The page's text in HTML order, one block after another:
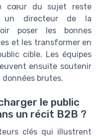
cœur du sujet reste
un directeur de la
poser les bonnes
et les transformer en
cible. Les équipes
ensuite soutenir
brutes.
le public
un récit B2B ?
clés qui illustrent